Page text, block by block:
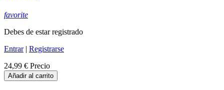
favorite
Debes de estar registrado
Entrar| Registrarse
24,99 € Precio
Añadir al carrito